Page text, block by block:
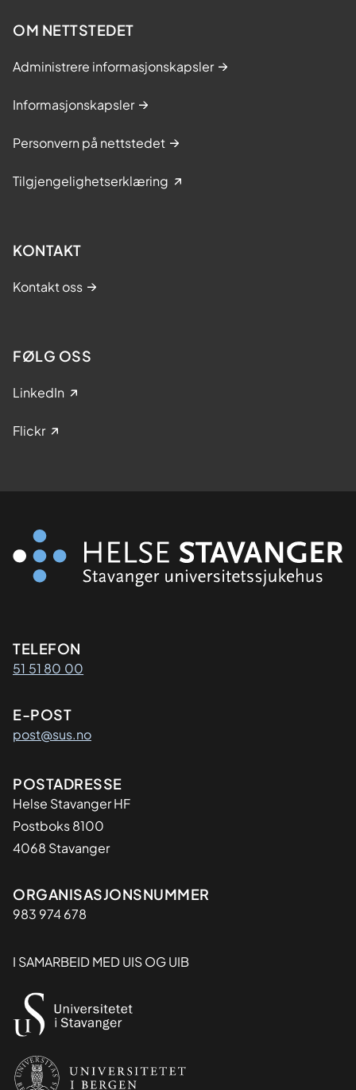
OM NETTSTEDET
Administrere informasjonskapsler
Informasjonskapsler
Personvern på nettstedet
Tilgjengelighetserklæring
KONTAKT
Kontakt oss
FØLG OSS
LinkedIn
Flickr
Kontaktinformasjon
TELEFON
51 51 80 00
E-POST
post@sus.no
Adresse
POSTADRESSE
Helse Stavanger HF
Postboks 8100
4068 Stavanger
Organisasjon
ORGANISASJONSNUMMER
983 974 678
I SAMARBEID MED UIS OG UIB